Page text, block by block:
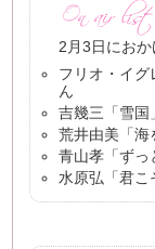
2月3日におか
フリオ・イグ
ん
吉幾三「雪国
荒井由美「海
青山孝「ずっ
水原弘「君こ